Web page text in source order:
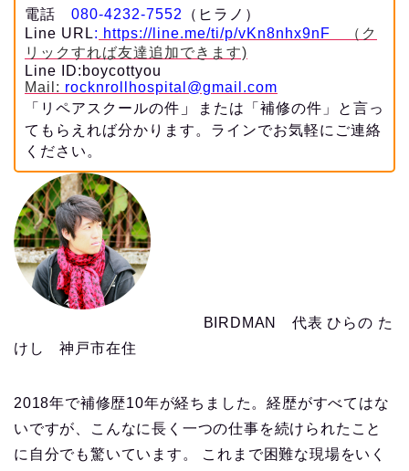
電話 080-4232-7552
（ヒラノ）
Line URL: https://line.me/ti/p/vKn8nhx9nF
（ク
リックすれば友達追加できます)
Line ID:boycottyou
Mail: rocknrollhospital@gmail.com
「リペアスクールの件 」
または「補修の件」と言っ
てもらえれば分かります。ラインでお気軽にご連絡
ください。
BIRDMAN 代表 ひらの た
けし 神戸市在住
2018年で補修歴10年が経ちました。経歴がすべてはな
いですが、こんなに長く一つの仕事を続けられたこと
に自分でも驚いています。 これまで困難な現場をいく